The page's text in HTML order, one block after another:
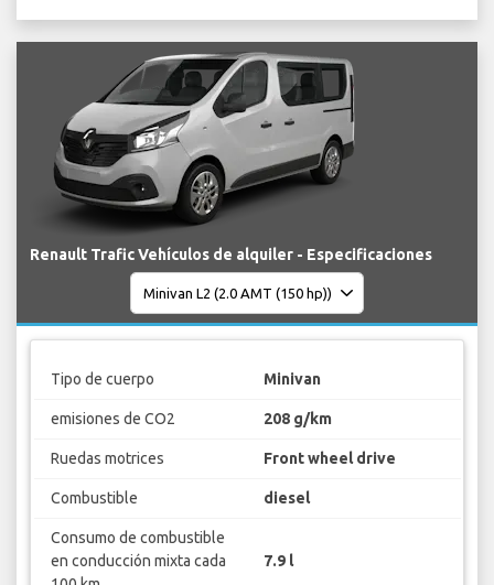
Renault Trafic Vehículos de alquiler - Especificaciones
Tipo de cuerpo Minivan
emisiones de CO2 208 g/km
Ruedas motrices Front wheel drive
Combustible diesel
Consumo de combustible
en conducción mixta cada
7.9 l